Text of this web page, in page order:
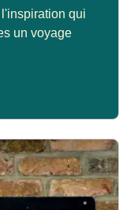
qui
un voyage